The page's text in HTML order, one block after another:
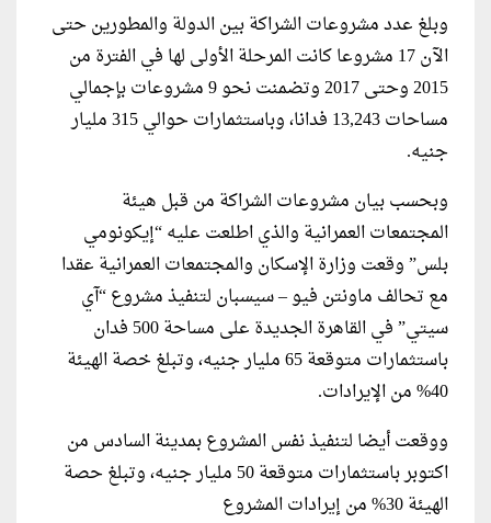
وبلغ عدد مشروعات الشراكة بين الدولة والمطورين حتى
الآن 17 مشروعا كانت المرحلة الأولى لها في الفترة من
2015 وحتى 2017 وتضمنت نحو 9 مشروعات بإجمالي
مساحات 13,243 فدانا، وباستثمارات حوالي 315 مليار
جنيه.
وبحسب بيان مشروعات الشراكة من قبل هيئة
المجتمعات العمرانية والذي اطلعت عليه “إيكونومي
بلس” وقعت وزارة الإسكان والمجتمعات العمرانية عقدا
مع تحالف ماونتن فيو – سيسبان لتنفيذ مشروع “آي
سيتي” في القاهرة الجديدة على مساحة 500 فدان
باستثمارات متوقعة 65 مليار جنيه، وتبلغ خصة الهيئة
40% من الإيرادات.
ووقعت أيضا لتنفيذ نفس المشروع بمدينة السادس من
اكتوبر باستثمارات متوقعة 50 مليار جنيه، وتبلغ حصة
الهيئة 30% من إيرادات المشروع